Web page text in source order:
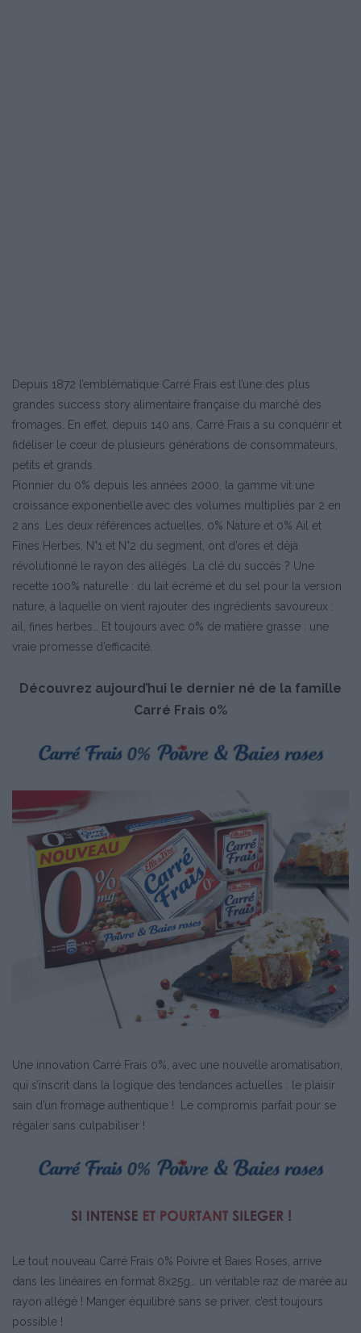
Depuis 1872 l’emblématique Carré Frais est l’une des plus
grandes success story alimentaire française du marché des
fromages. En effet, depuis 140 ans, Carré Frais a su conquérir et
fidéliser le cœur de plusieurs générations de consommateurs,
petits et grands.
Pionnier du 0% depuis les années 2000, la gamme vit une
croissance exponentielle avec des volumes multipliés par 2 en
2 ans. Les deux références actuelles, 0% Nature et 0% Ail et
Fines Herbes, N°1 et N°2 du segment, ont d’ores et déjà
révolutionné le rayon des allégés. La clé du succès ? Une
recette 100% naturelle : du lait écrémé et du sel pour la version
nature, à laquelle on vient rajouter des ingrédients savoureux :
ail, fines herbes… Et toujours avec 0% de matière grasse : une
vraie promesse d’efficacité.
Découvrez aujourd’hui le dernier né de la famille
Carré Frais 0%
Une innovation Carré Frais 0%, avec une nouvelle aromatisation,
qui s’inscrit dans la logique des tendances actuelles : le plaisir
sain d’un fromage authentique ! Le compromis parfait pour se
régaler sans culpabiliser !
Le tout nouveau Carré Frais 0% Poivre et Baies Roses, arrive
dans les linéaires en format 8x25g… un véritable raz de marée au
rayon allégé ! Manger équilibré sans se priver, c’est toujours
possible !